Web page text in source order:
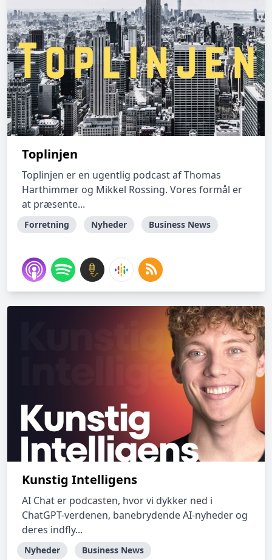
Toplinjen
Toplinjen er en ugentlig podcast af Thomas
Harthimmer og Mikkel Rossing. Vores formål er
at præsente...
Forretning Nyheder Business News
Kunstig Intelligens
AI Chat er podcasten, hvor vi dykker ned i
ChatGPT-verdenen, banebrydende AI-nyheder og
deres indfly...
Nyheder Business News